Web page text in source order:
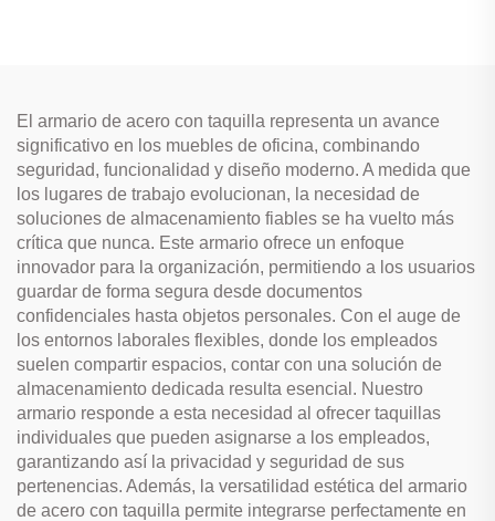
El armario de acero con taquilla representa un avance
significativo en los muebles de oficina, combinando
seguridad, funcionalidad y diseño moderno. A medida que
los lugares de trabajo evolucionan, la necesidad de
soluciones de almacenamiento fiables se ha vuelto más
crítica que nunca. Este armario ofrece un enfoque
innovador para la organización, permitiendo a los usuarios
guardar de forma segura desde documentos
confidenciales hasta objetos personales. Con el auge de
los entornos laborales flexibles, donde los empleados
suelen compartir espacios, contar con una solución de
almacenamiento dedicada resulta esencial. Nuestro
armario responde a esta necesidad al ofrecer taquillas
individuales que pueden asignarse a los empleados,
garantizando así la privacidad y seguridad de sus
pertenencias. Además, la versatilidad estética del armario
de acero con taquilla permite integrarse perfectamente en